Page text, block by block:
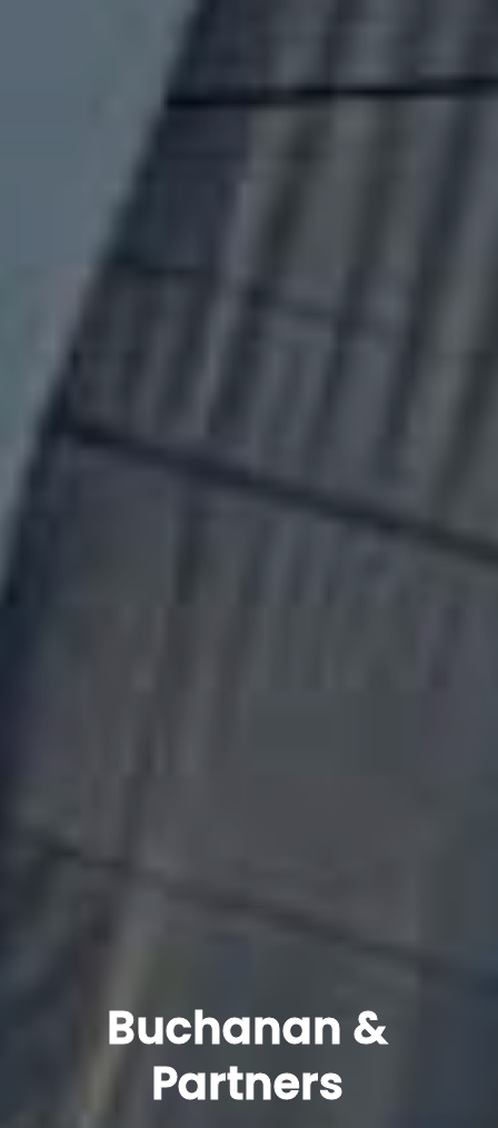
Buchanan &
Partners